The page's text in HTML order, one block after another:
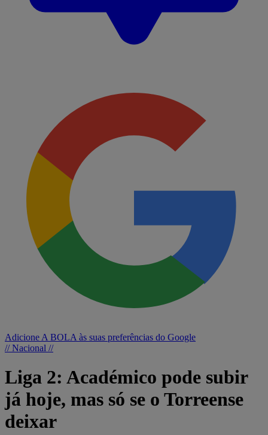
Adicione A BOLA às suas preferências do Google
// Nacional //
Liga 2: Académico pode subir
já hoje, mas só se o Torreense
deixar